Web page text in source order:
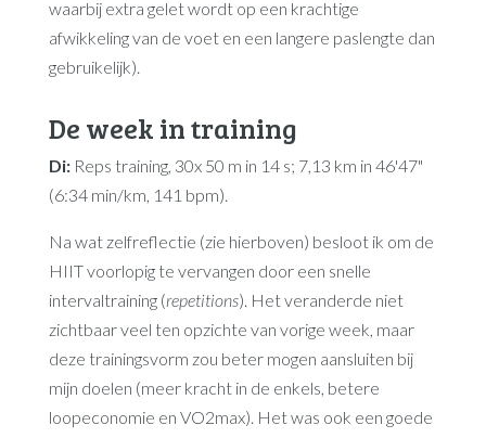
waarbij extra gelet wordt op een krachtige
afwikkeling van de voet en een langere paslengte dan
gebruikelijk).
De week in training
Di:Reps training, 30x 50 m in 14 s; 7,13 km in 46'47"
(6:34 min/km, 141 bpm).
Na wat zelfreflectie (zie hierboven) besloot ik om de
HIIT voorlopig te vervangen door een snelle
intervaltraining (repetitions). Het veranderde niet
zichtbaar veel ten opzichte van vorige week, maar
deze trainingsvorm zou beter mogen aansluiten bij
mijn doelen (meer kracht in de enkels, betere
loopeconomie en VO2max). Het was ook een goede